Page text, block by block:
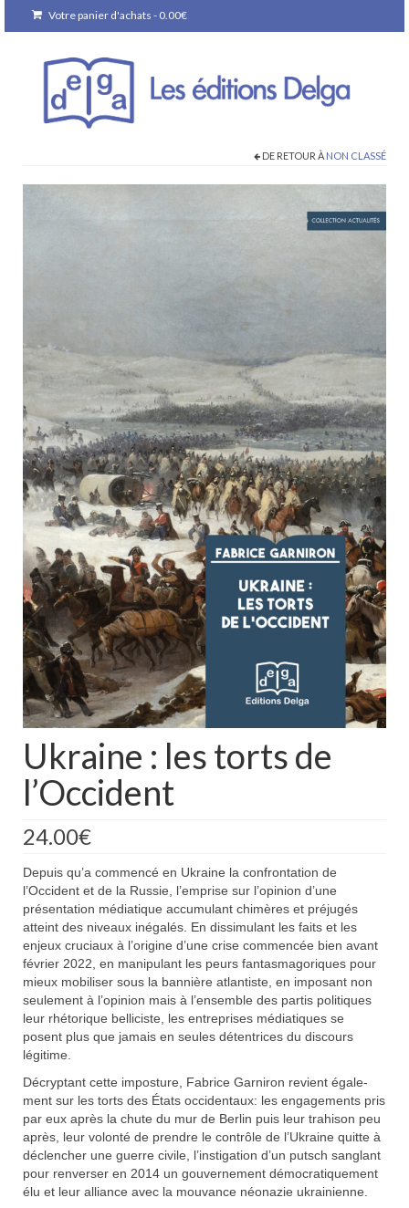
Votre panier d'achats - 0.00€
DE RETOUR À NON CLASSÉ
Ukraine : les torts de
l’Occident
24.00€
Depuis qu’a commencé en Ukraine la confrontation de
l’Occident et de la Russie, l’emprise sur l’opinion d’une
présentation médiatique accumulant chimères et préjugés
atteint des niveaux inégalés. En dissimulant les faits et les
enjeux cruciaux à l’origine d’une crise commencée bien avant
février 2022, en manipulant les peurs fantasmagoriques pour
mieux mobiliser sous la bannière atlantiste, en imposant non
seulement à l’opinion mais à l’ensemble des partis politiques
leur rhétorique belliciste, les entreprises médiatiques se
posent plus que jamais en seules détentrices du discours
légitime.
Décryptant cette imposture, Fabrice Garniron revient égale-
ment sur les torts des États occidentaux: les engagements pris
par eux après la chute du mur de Berlin puis leur trahison peu
après, leur volonté de prendre le contrôle de l’Ukraine quitte à
déclencher une guerre civile, l’instigation d’un putsch sanglant
pour renverser en 2014 un gouvernement démocratiquement
élu et leur alliance avec la mouvance néonazie ukrainienne.